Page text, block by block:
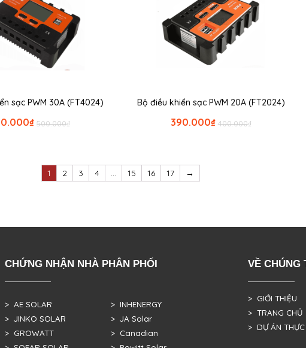
sạc PWM 30A (FT4024)
₫
500.000
₫
Bộ điều khiển sạc PWM 20A (FT2024)
₫
400.000
₫
390.000
1 2 3 4 … 15 16 17 →
CHỨNG NHẬN NHÀ PHÂN PHỐI
> AE SOLAR
> JINKO SOLAR
> GROWATT
> INHENERGY
> JA Solar
> Canadian
VỀ CHÚNG
> GIỚI THIỆU
> TRANG CHỦ
> DỰ ÁN THỰC